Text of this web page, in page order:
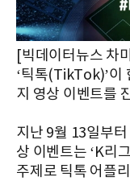
[빅데이터뉴스 차
‘틱톡(TikTok)’이
지 영상 이벤트를
지난 9월 13일부
상 이벤트는 ‘K리
주제로 틱톡 어플